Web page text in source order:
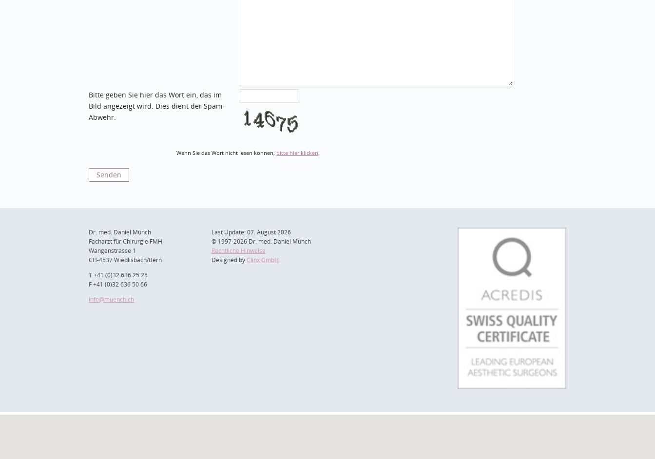
Bitte geben Sie hier das Wort ein, das im
Bild angezeigt wird. Dies dient der Spam-
Abwehr.
Wenn Sie das Wort nicht lesen können, bitte hier klicken
Dr. med. Daniel Münch
Facharzt für Chirurgie FMH
Wangenstrasse 1
CH-4537 Wiedlisbach/Bern
T +41 (0)32 636 25 25
F +41 (0)32 636 50 66
info@muench.ch
Last Update: 07. August 2026
© 1997-2026 Dr. med. Daniel Münch
Rechtliche Hinweise
Designed by Clinx GmbH